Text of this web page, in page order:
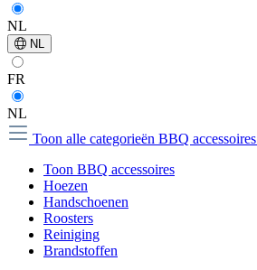
NL
NL
FR
NL
Toon alle categorieën BBQ accessoires
Toon BBQ accessoires
Hoezen
Handschoenen
Roosters
Reiniging
Brandstoffen